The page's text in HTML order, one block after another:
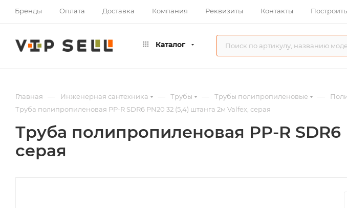
Бренды Оплата Доставка Компания Реквизиты Контакты
Каталог
Главная — Инженерная сантехника — Трубы — Трубы полипропиленовые —
Труба полипропиленовая PP-R SDR6 PN20 32 (5,4) штанга 2м Valfex, серая
Труба полипропиленовая PP-R
серая